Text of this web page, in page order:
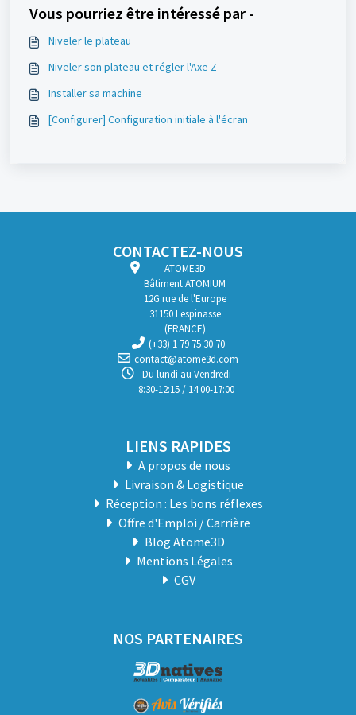
Vous pourriez être intéressé par -
Niveler le plateau
Niveler son plateau et régler l'Axe Z
Installer sa machine
[Configurer] Configuration initiale à l'écran
CONTACTEZ-NOUS
ATOME3D
Bâtiment ATOMIUM
12G rue de l'Europe
31150 Lespinasse
(FRANCE)
(+33) 1 79 75 30 70
contact@atome3d.com
Du lundi au Vendredi
8:30-12:15 / 14:00-17:00
LIENS RAPIDES
A propos de nous
Livraison & Logistique
Réception : Les bons réflexes
Offre d'Emploi / Carrière
Blog Atome3D
Mentions Légales
CGV
NOS PARTENAIRES